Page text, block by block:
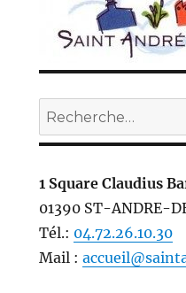
Recherche
pour :
1 Square Claudius
01390 ST-ANDRE-
Tél.: 04.72.26.10.30
Mail :